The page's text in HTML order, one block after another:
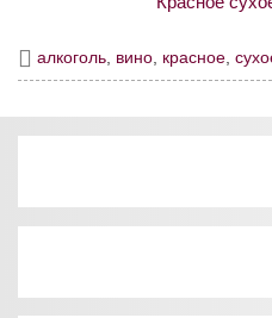
алкоголь, вино, красное,